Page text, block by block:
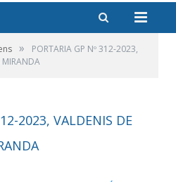
»
PORTARIA GP Nº 312-2023,
MIRANDA
2023, VALDENIS DE